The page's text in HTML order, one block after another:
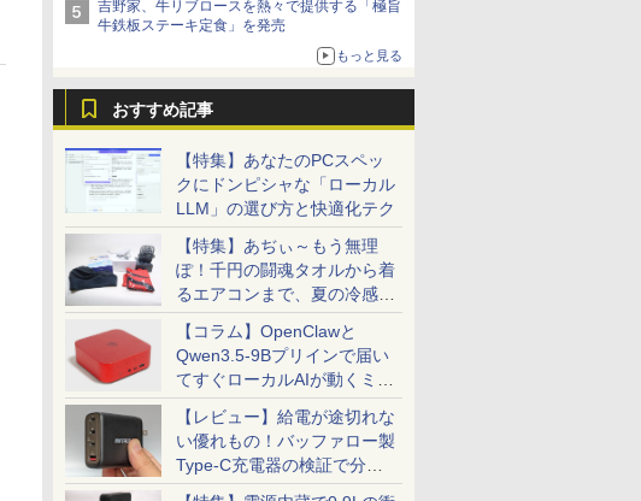
吉野家、牛リブロースを熱々で提供する「極旨
牛鉄板ステーキ定食」を発売
もっと見る
おすすめ記事
【特集】あなたのPCスペッ
クにドンピシャな「ローカル
LLM」の選び方と快適化テク
【特集】あぢぃ～もう無理
ぽ！千円の闘魂タオルから着
るエアコンまで、夏の冷感グ
ッズ一挙紹介
【コラム】OpenClawと
Qwen3.5-9Bプリインで届い
てすぐローカルAIが動くミニ
PC「SER9 Pro」
【レビュー】給電が途切れな
い優れもの！バッファロー製
Type-C充電器の検証で分か
ったこと